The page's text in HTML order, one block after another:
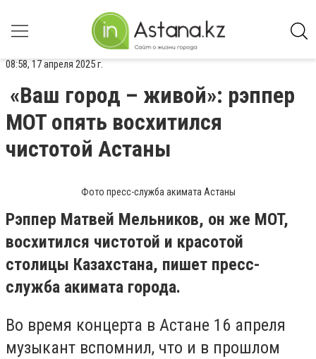
08:58, 17 апреля 2025 г.
«Ваш город – живой»: рэппер
MOT опять восхитился
чистотой Астаны
Фото пресс-служба акимата Астаны
Рэппер Матвей Мельников, он же MOT,
восхитился чистотой и красотой
столицы Казахстана, пишет пресс-
служба акимата города.
Во время концерта в Астане 16 апреля
музыкант вспомнил, что и в прошлом